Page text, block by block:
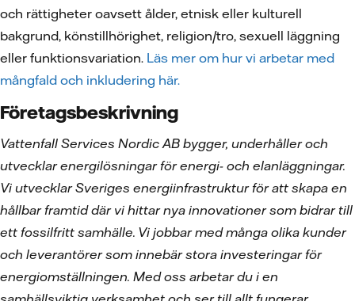
och rättigheter oavsett ålder, etnisk eller kulturell
bakgrund, könstillhörighet, religion/tro, sexuell läggning
eller funktionsvariation. Läs mer om hur vi arbetar med
mångfald och inkludering här.
Företagsbeskrivning
Vattenfall Services Nordic AB bygger, underhåller och
utvecklar energilösningar för energi- och elanläggningar.
Vi utvecklar Sveriges energiinfrastruktur för att skapa en
hållbar framtid där vi hittar nya innovationer som bidrar till
ett fossilfritt samhälle. Vi jobbar med många olika kunder
och leverantörer som innebär stora investeringar för
energiomställningen. Med oss arbetar du i en